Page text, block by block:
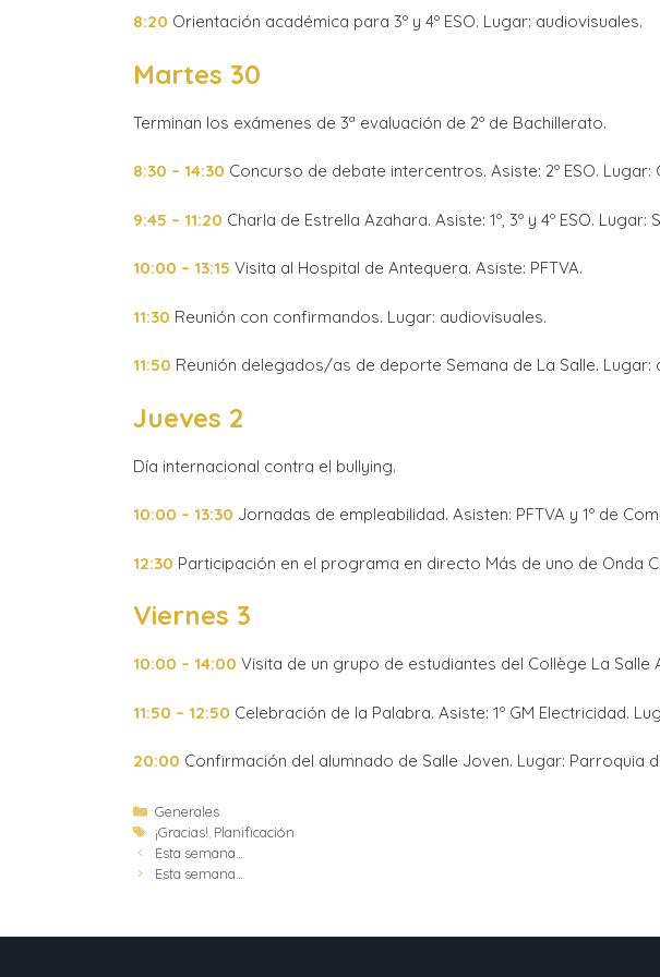
La Salle en el mundo
8:20 Orientación académica para 3º y 4º ESO. Lugar: audiovisuales.
Martes 30
Terminan los exámenes de 3ª evaluación de 2º de Bachillerato.
8:30 – 14:30 Concurso de debate intercentros. Asiste: 2º ESO. Lugar:
9:45 – 11:20 Charla de Estrella Azahara. Asiste: 1º, 3º y 4º ESO. Lugar:
10:00 – 13:15 Visita al Hospital de Antequera. Asiste: PFTVA.
11:30 Reunión con confirmandos. Lugar: audiovisuales.
11:50 Reunión delegados/as de deporte Semana de La Salle. Lugar:
Jueves 2
Día internacional contra el bullying.
10:00 – 13:30 Jornadas de empleabilidad. Asisten: PFTVA y 1º de
12:30 Participación en el programa en directo Más de uno de Onda
Viernes 3
10:00 – 14:00 Visita de un grupo de estudiantes del Collège La Salle
11:50 – 12:50 Celebración de la Palabra. Asiste: 1º GM Electricidad.
20:00 Confirmación del alumnado de Salle Joven. Lugar: Parroquia
Generales
¡Gracias! Planificación
Esta semana…
Esta semana…